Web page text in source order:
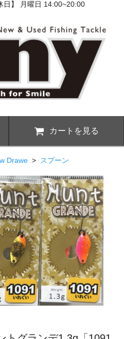
日】 月曜日 14:00~20:00
カートを見る
Drawe > スプーン